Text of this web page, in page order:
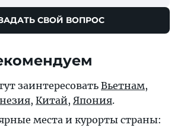
СВОЙ ВОПРОС
заинтересовать Вьетнам,
, Китай, Япония.
места и курорты страны: